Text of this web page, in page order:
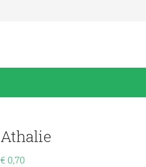
Athalie
€ 0,70